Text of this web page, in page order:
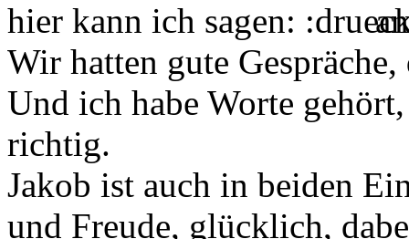
hier kann ich sagen:
Wir hatten gute
Und ich habe Worte
richtig.
Jakob ist auch in beiden
und Freude, glücklich,